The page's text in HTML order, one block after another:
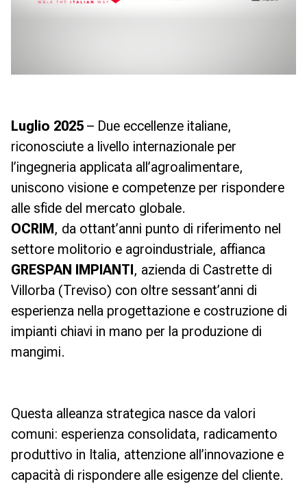
Luglio 2025 – Due eccellenze italiane,
riconosciute a livello internazionale per
l’ingegneria applicata all’agroalimentare,
uniscono visione e competenze per rispondere
alle sfide del mercato globale.
OCRIM, da ottant’anni punto di riferimento nel
settore molitorio e agroindustriale, affianca
GRESPAN IMPIANTI, azienda di Castrette di
Villorba (Treviso) con oltre sessant’anni di
esperienza nella progettazione e costruzione di
impianti chiavi in mano per la produzione di
mangimi.
Questa alleanza strategica nasce da valori
comuni: esperienza consolidata, radicamento
produttivo in Italia, attenzione all’innovazione e
capacità di rispondere alle esigenze del cliente.